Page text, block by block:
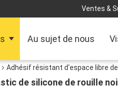
Ventes &
Au sujet de nous
Adhésif résistant d'espace libre
de silicone de rouille